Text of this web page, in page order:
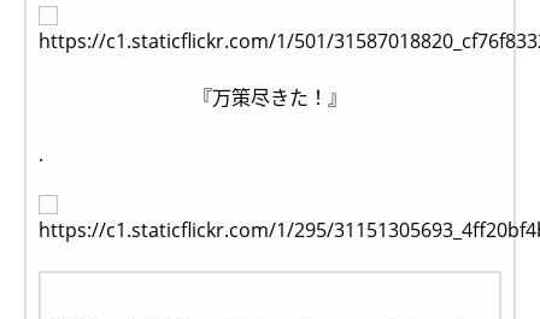
『万策尽きた！』
.